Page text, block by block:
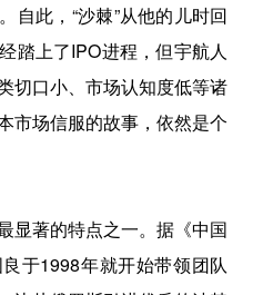
自此，“沙棘”从他的儿时回
踏上了IPO进程，但宇航人
切口小、市场认知度低等诸
市场信服的故事，依然是个
显著的特点之一。据《中国
于1998年就开始带领团队